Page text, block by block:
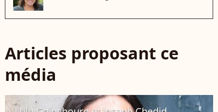
Articles proposant ce
média